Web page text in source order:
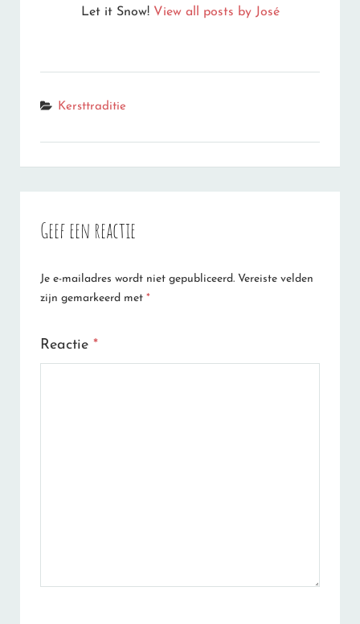
Let it Snow! View all posts by José
Categories
Kersttraditie
Geef een reactie
Je e-mailadres wordt niet gepubliceerd. Vereiste velden
zijn gemarkeerd met *
Reactie *